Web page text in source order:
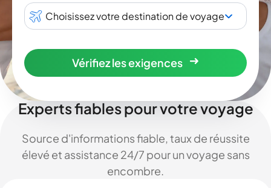
Choisissez votre destination de voyage
Vérifiez les exigences
Experts fiables pour votre voyage
Source d'informations fiable, taux de réussite
élevé et assistance 24/7 pour un voyage sans
encombre.